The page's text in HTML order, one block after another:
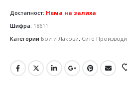
Достапност: Нема на залиха
Шифра: 18611
Категории Бои и Лакови, Сите Производи